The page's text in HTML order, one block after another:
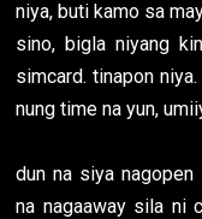
niya, buti kamo sa
sino, bigla niyang
simcard. tinapon
nung time na yun,
dun na siya nagopen
na nagaaway sila ni